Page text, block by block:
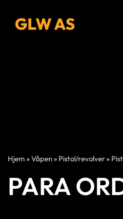
Hjem »Våpen» Pistol/revolver»
PARA